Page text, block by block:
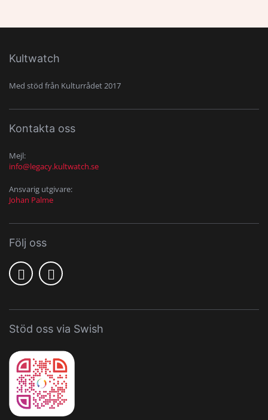
Kultwatch
Med stöd från Kulturrådet 2017
Kontakta oss
Mejl:
info@legacy.kultwatch.se
Ansvarig utgivare:
Johan Palme
Följ oss
Stöd oss via Swish